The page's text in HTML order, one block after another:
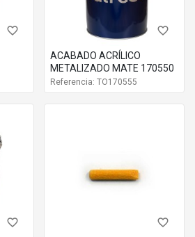
favorite_border favorite_border
ACABADO ACRÍLICO
METALIZADO MATE 170550
Referencia: TO170555
favorite_border favorite_border